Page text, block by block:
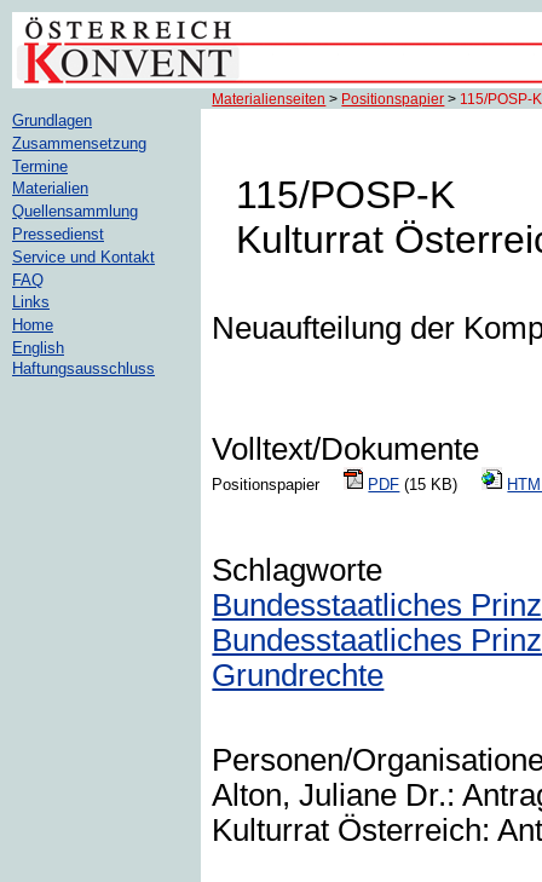
Materialienseiten > Positionspapier > 115/POSP-K
115/POSP-K
Kulturrat
Neuaufteilung der
Volltext/Dokumente
Positionspapier PDF (15 KB)
Schlagworte
Bundesstaatliches
Bundesstaatliches
Grundrechte
Personen/
Alton, Juliane Dr.:
Kulturrat Österreich:
Grundlagen
Zusammensetzung
Termine
Materialien
Quellensammlung
Pressedienst
Service und Kontakt
FAQ
Links
Home
English
Haftungsausschluss